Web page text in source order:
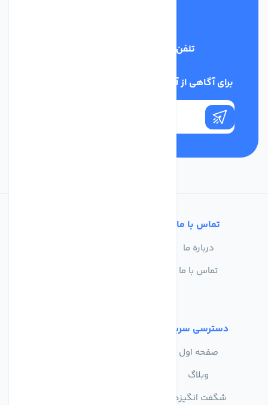
تلفن پشتیبانی
برای آگاهی از آخرین اخبار در خبرنامه ما عضو شوید
تماس با ما
درباره ما
تماس با ما
دسترسی سریع
صفحه اول
وبلاگ
شگفت انگیزها